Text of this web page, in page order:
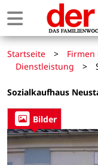
Startseite > Firmen
Dienstleistung
>
Sozialkaufhaus
Bilder